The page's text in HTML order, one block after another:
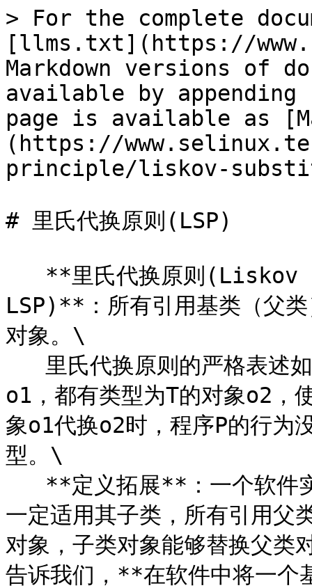
> For the complete
[llms.txt](https://
Markdown versions of
available by
page is available as
(https://
principle/liskov-
# 里氏代换原则(LSP)
**里氏代换原则
LSP)**：所有引用基类（父
对象。\
里氏代换原则的严格表述如
o1，都有类型为T的对象o2，
象o1代换o2时，程序P的行为
型。\
**定义拓展**：一个软件实
一定适用其子类，所有引用父
对象，子类对象能够替换父类
告诉我们，**在软件中将一个